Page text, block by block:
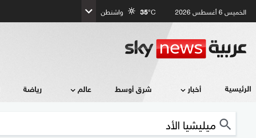
الخميس 6 أغسطس 2026 35°C واشنطن
الرئيسية أخبار شرق أوسط عالم رياضة